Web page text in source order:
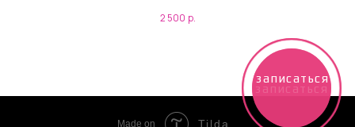
2 500 р.
записаться
записаться
Made on Tilda